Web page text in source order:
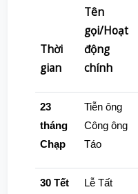
Thời
gian
Tên
gọi/Hoạt
động
chính
23
tháng
Chạp
Tiễn ông
Công ông
Táo
30 Tết
Lễ Tất